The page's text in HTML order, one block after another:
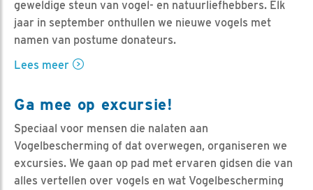
geweldige steun van vogel- en natuurliefhebbers. Elk
jaar in september onthullen we nieuwe vogels met
namen van postume donateurs.
Lees meer
Ga mee op excursie!
Speciaal voor mensen die nalaten aan
Vogelbescherming of dat overwegen, organiseren we
excursies. We gaan op pad met ervaren gidsen die van
alles vertellen over vogels en wat Vogelbescherming